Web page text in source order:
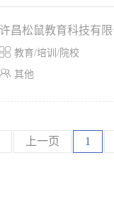
许昌松鼠教育科技有限
 教育/培训/院校
 其他
上一页 1